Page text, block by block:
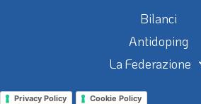
Bilanci
Antidoping
La Federazione
Privacy Policy Cookie Policy